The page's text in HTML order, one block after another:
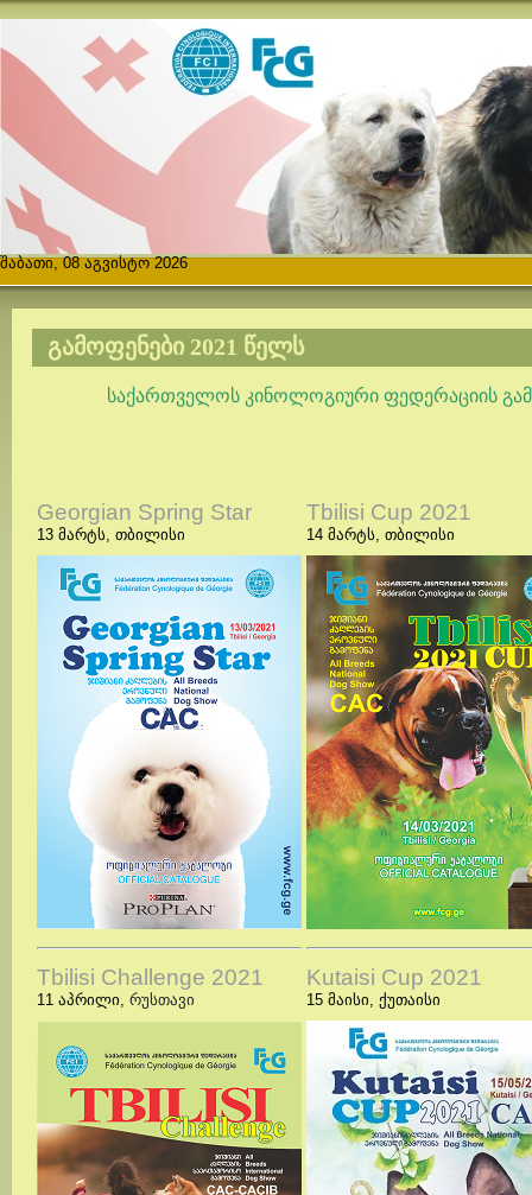
შაბათი, 08 აგვისტო 2026
ᲒᲐᲛᲝᲤᲔᲜᲔᲑᲘ 2021 ᲬᲔᲚᲡ
საქართველოს კინოლოგიური ფედერაციის
Georgian Spring Star
13 მარტს, თბილისი
Tbilisi Cup 2021
14 მარტს, თბილისი
Tbilisi Challenge 2021
11 აპრილი, რუსთავი
Kutaisi Cup 2021
15 მაისი, ქუთაისი